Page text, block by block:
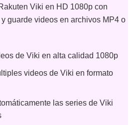
Viki en HD 1080p con
guarde videos en archivos MP4 o
de Viki en alta calidad 1080p
videos de Viki en formato
las series de Viki